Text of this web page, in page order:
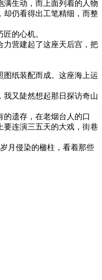
生动，而上面列着的人物
却仍看得出工笔精细，而整
的心机。
力营建起了这座天后宫，把
纸装配而成。这座海上运
我又陡然想起那日探访奇山
遗存，在老烟台人的口
连演三五天的大戏，街巷
月侵染的楹柱，看着那些